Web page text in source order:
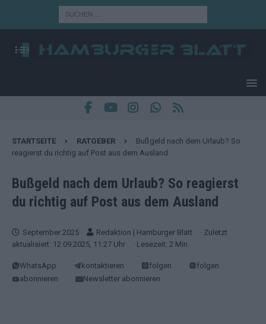
STARTSEITE RATGEBER
Bußgeld nach dem Urlaub? So
reagierst du richtig auf Post aus dem Ausland
Bußgeld nach dem Urlaub? So reagierst
du richtig auf Post aus dem Ausland
September 2025 Redaktion | Hamburger Blatt
· Zuletzt
aktualisiert: 12.09.2025, 11:27 Uhr
· Lesezeit: 2 Min.
WhatsApp kontaktieren folgen
folgen
abonnieren
Newsletter abonnieren